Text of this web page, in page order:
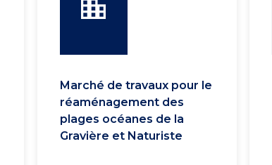
Marché de travaux pour le
réaménagement des
plages océanes de la
Gravière et Naturiste